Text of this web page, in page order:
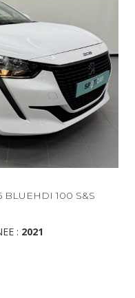
BLUEHDI 100 S&S
: 2021